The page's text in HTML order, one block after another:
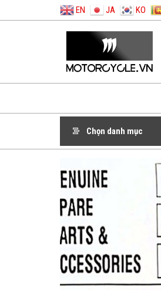
EN JA KO
Chọn danh mục